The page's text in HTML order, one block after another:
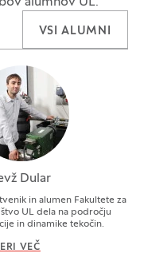
VSI ALUMNI
Dular
in alumen Fakultete za
UL dela na področju
in dinamike tekočin.
VEČ